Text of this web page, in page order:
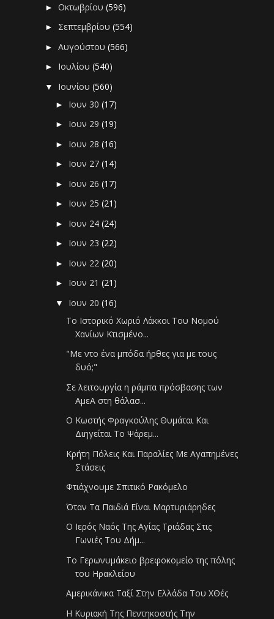
►Οκτωβρίου(596)
► Σεπτεμβρίου(554)
►Αυγούστου(566)
► Ιουλίου(540)
▼ Ιουνίου(560)
► Ιουν 30(17)
► Ιουν 29(19)
► Ιουν 28(16)
► Ιουν 27(14)
► Ιουν 26(17)
► Ιουν 25(21)
► Ιουν 24(24)
► Ιουν 23(22)
► Ιουν 22(20)
► Ιουν 21(21)
▼ Ιουν 20(16)
Το Ιστορικό Χωριό Λάκκοι Του Νομού
Χανίων Κτισμένο...
"Με ντο ένα μπόδα ήρθες για με τους
δυό;"
Σε λειτουργία η ράμπα πρόσβασης των
ΑμεΑ στη θάλασ...
Ο Κωστής Φραγκούλης Θυμάται Και
Διηγείται Το Ψάρεμ...
Κρήτη Πόλεις Και Παραλίες Με Αγαπημένες
Στάσεις
Φτιάχνουμε Σπιτικό Ρακόμελο
Όταν Τα Παιδιά Είναι Μαρτυριάρηδες
Ο Ιερός Ναός Της Αγίας Τριάδας Στις
Γωνιές Του Δήμ...
Το Γερωνυμάκειο βρεφοκομείο της πόλης
του Ηρακλείου
Αμερικάνικα Ταξί Στην Ελλάδα Του ΧΘές
Η Κυριακή Της Πεντηκοστής Την